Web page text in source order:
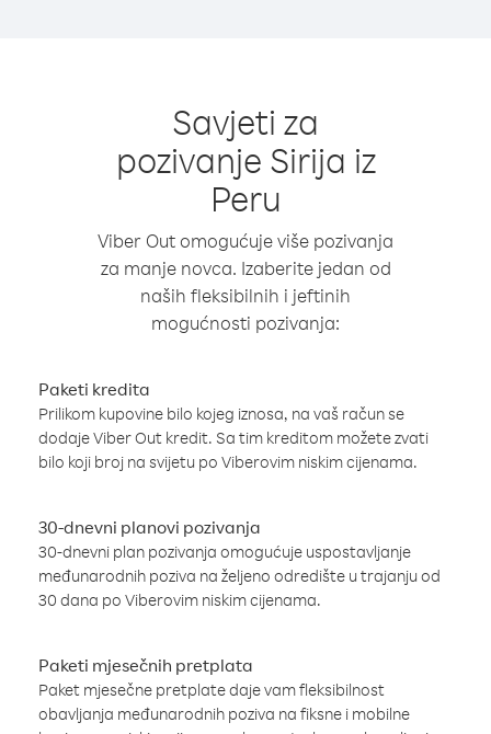
Savjeti za
pozivanje Sirija iz
Peru
Viber Out omogućuje više pozivanja
za manje novca. Izaberite jedan od
naših fleksibilnih i jeftinih
mogućnosti pozivanja:
Paketi kredita
Prilikom kupovine bilo kojeg iznosa, na vaš račun se
dodaje Viber Out kredit. Sa tim kreditom možete zvati
bilo koji broj na svijetu po Viberovim niskim cijenama.
30-dnevni planovi pozivanja
30-dnevni plan pozivanja omogućuje uspostavljanje
međunarodnih poziva na željeno odredište u trajanju od
30 dana po Viberovim niskim cijenama.
Paketi mjesečnih pretplata
Paket mjesečne pretplate daje vam fleksibilnost
obavljanja međunarodnih poziva na fiksne i mobilne